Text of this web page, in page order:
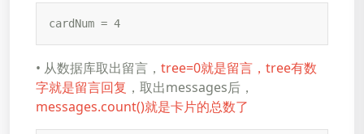
cardNum = 4
• 从数据库取出留言， tree=0就是留言，tree有数
字就是留言回复 ，取出messages后，
messages.count()就是卡片的总数了